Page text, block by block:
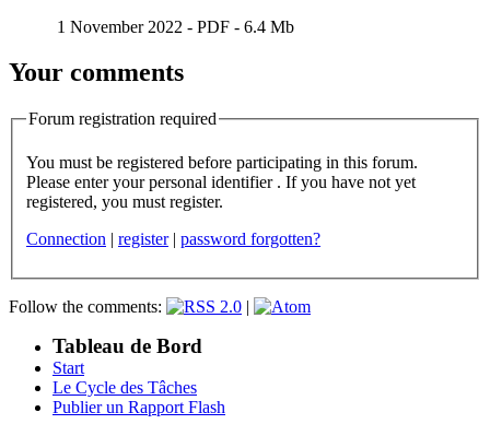
1 November 2022 - PDF - 6.4 Mb
Your comments
Forum registration required
You must be registered before participating in this forum.
Please enter your personal identifier . If you have not yet
registered, you must register.
Connection | register | password forgotten?
Follow the comments: |
Tableau de Bord
Start
Le Cycle des Tâches
Publier un Rapport Flash